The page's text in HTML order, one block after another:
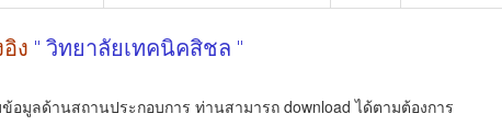
ง " วิทยาลัยเทคนิคสิชล "
ข้อมูลด้านสถานประกอบการ ท่านสามารถ download ได้ตามต้องการ